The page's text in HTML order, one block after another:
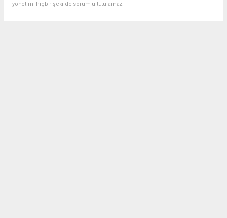
yönetimi hiçbir şekilde sorumlu tutulamaz.